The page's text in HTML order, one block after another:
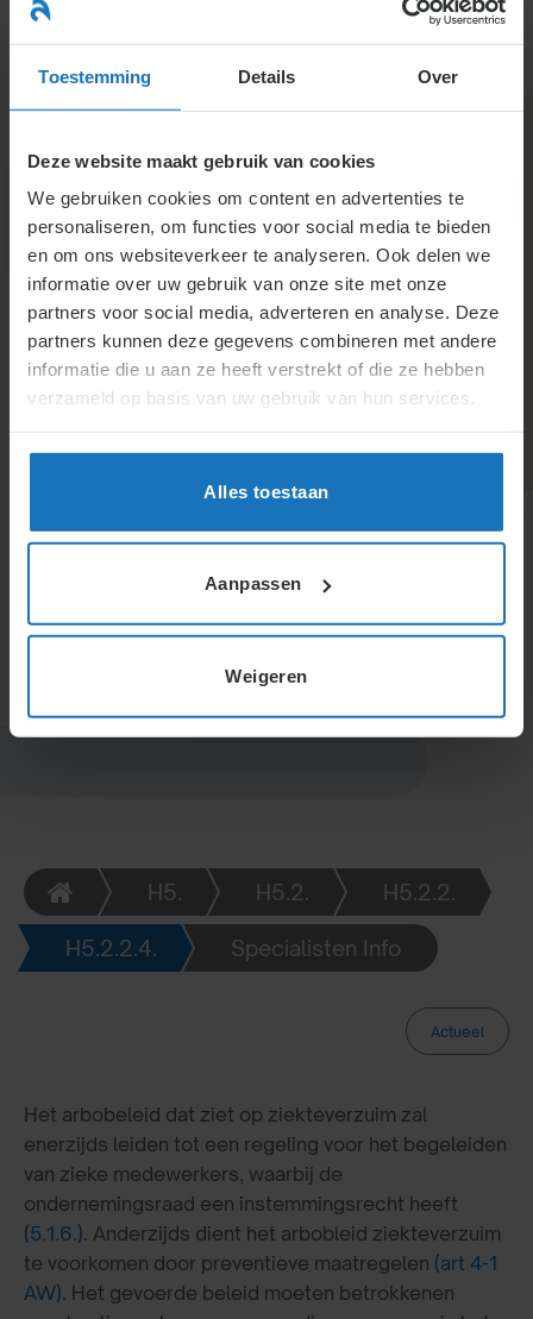
Toestemming Details Over
Deze website maakt gebruik van cookies
We gebruiken cookies om content en advertenties te
personaliseren, om functies voor social media te bieden
en om ons websiteverkeer te analyseren. Ook delen we
informatie over uw gebruik van onze site met onze
partners voor social media, adverteren en analyse. Deze
partners kunnen deze gegevens combineren met andere
informatie die u aan ze heeft verstrekt of die ze hebben
verzameld op basis van uw gebruik van hun services.
Alles toestaan
Aanpassen
Weigeren
naar
inhoud
5.2.2.4. Voeren van
ziekteverzuimbeleid
Ziekteverzuimbeleid omvat begeleiding van zieke
veranderingen in werk of omstandigheden. De
arbodienst ondersteunt bij evaluatie en
instemmingsrecht bij het vaststellen of wijzigen van
H5. H5.2. H5.2.2.
H5.2.2.4. Specialisten Info
Actueel
Het arbobeleid dat ziet op ziekteverzuim zal
enerzijds leiden tot een regeling voor het begeleiden
van zieke medewerkers, waarbij de
ondernemingsraad een instemmingsrecht heeft
(5.1.6.). Anderzijds dient het arbobleid ziekteverzuim
te voorkomen door preventieve maatregelen (art 4-1
AW). Het gevoerde beleid moeten betrokkenen